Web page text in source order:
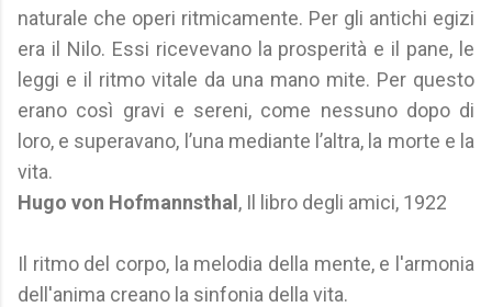
naturale che operi ritmicamente. Per gli antichi egizi
era il Nilo. Essi ricevevano la prosperità e il pane, le
leggi e il ritmo vitale da una mano mite. Per questo
erano così gravi e sereni, come nessuno dopo di
loro, e superavano, l’una mediante l’altra, la morte e la
vita.
Hugo von Hofmannsthal , Il libro degli amici, 1922
Il ritmo del corpo, la melodia della mente, e l'armonia
dell'anima creano la sinfonia della vita.